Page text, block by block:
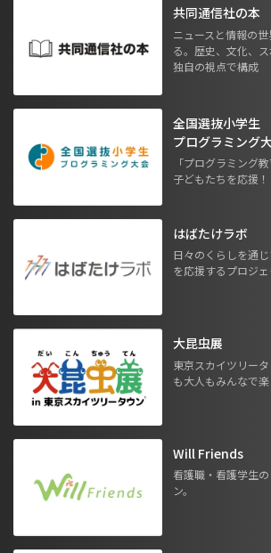
共同通信社の本
ニュースと情報の
る。歴史、文化、
独自の視点で構成
全国選抜小学生
プログラミング
「プログラミング
子どもたちを応援！
はばたけラボ
日々のくらしを通
を応援するプロジェ
大昆虫展
東京スカイツリー
も大人もみんなで
Will Friends
看護職・看護学生
ン。